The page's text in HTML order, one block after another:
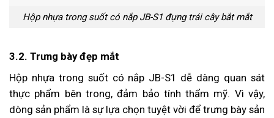
Hộp nhựa trong suốt có nắp JB-S1 đựng trái cây bắt mắt
3.2. Trưng bày đẹp mắt
Hộp nhựa trong suốt có nắp JB-S1 dễ dàng quan sát
thực phẩm bên trong, đảm bảo tính thẩm mỹ. Vì vậy,
dòng sản phẩm là sự lựa chọn tuyệt vời để trưng bày sản